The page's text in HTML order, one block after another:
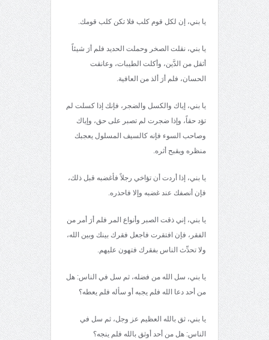
يا بني، إن لكل قوم كلب فلا تكن كلب قومك.
يا بني، نقلت الصخر وحملت الحديد فلم أرَ شيئاً
أثقل من الدَّين، وأكلت الطيبات، وعانقت
الحسان، فلم أرَ ألذ من العافية.
يا بني، إياك والكسل والضجر، فإنك إذا كسلت لم
تؤد حقاً، وإذا ضجرت لم تصبر على حق، وإياك
وصاحب السوء فإنه كالسيف المسلول يعجبك
منظره ويقبح أثره.
يا بني، إذا أردت أن تؤاخي رجلاً فأغضبه قبل ذلك،
فإن أنصفك عند غضبه وإلا فاحذره.
يا بني، إني ذقت الصبر وأنواع المر فلم أرَ أمر من
الفقر، فإن افتقرت فاجعل فقرك بينك وبين الله،
ولا تحدِّث الناس بفقرك فتهون عليهم.
يا بني، سل الله من فضله، ثم سل في الناس: هل
من أحد دعا الله فلم يجبه أو سأله فلم يعطه؟
يا بني، ثق بالله العظيم عز وجل، ثم سل في
الناس: هل من أحد أوثق بالله فلم ينجه؟